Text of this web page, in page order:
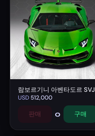
람보르기니 아벤타도르 SVJ
USD 512,000
판매 0 구매